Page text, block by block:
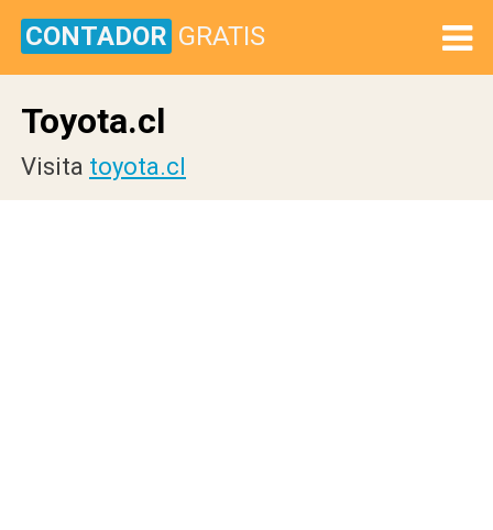
CONTADOR GRATIS
Toyota.cl
Visita toyota.cl